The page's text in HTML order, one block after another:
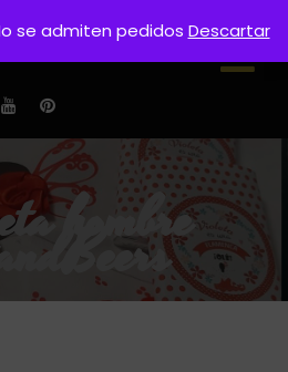
hombre
se admiten pedidos Descartar